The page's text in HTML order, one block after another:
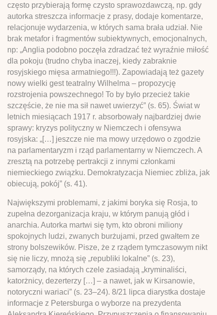
często przybierają formę czysto sprawozdawczą, np. gdy
autorka streszcza informacje z prasy, dodaje komentarze,
relacjonuje wydarzenia, w których sama brała udział. Nie
brak metafor i fragmentów subiektywnych, emocjonalnych,
np: „Anglia podobno poczęła zdradzać też wyraźnie miłość
dla pokoju (trudno chyba inaczej, kiedy zabraknie
rosyjskiego mięsa armatniego!!!). Zapowiadają też gazety
nowy wielki gest teatralny Wilhelma – propozycję
rozstrojenia powszechnego! To by było przecież takie
szczęście, że nie ma sił nawet uwierzyć” (s. 65). Świat w
letnich miesiącach 1917 r. absorbowały najbardziej dwie
sprawy: kryzys polityczny w Niemczech i ofensywa
rosyjska: „[…] jeszcze nie ma mowy urzędowo o zgodzie
na parlamentaryzm i rząd parlamentarny w Niemczech. A
zresztą na potrzebę pertrakcji z innymi członkami
niemieckiego związku. Demokratyzacja Niemiec zbliża, jak
obiecują, pokój” (s. 41).
Największymi problemami, z jakimi boryka się Rosja, to
zupełna dezorganizacja kraju, w którym panują głód i
anarchia. Autorka martwi się tym, kto obroni miliony
spokojnych ludzi, zwanych burżujami, przed gwałtem ze
strony bolszewików. Pisze, że z rządem tymczasowym nikt
się nie liczy, mnożą się „republiki lokalne” (s. 23),
samorządy, na których czele zasiadają „kryminaliści,
katorżnicy, dezerterzy […] – a nawet, jak w Kirsanowie,
notoryczni wariaci” (s. 23–24). 8/21 lipca diarystka dostaje
informacje z Petersburga o wyborze na prezydenta